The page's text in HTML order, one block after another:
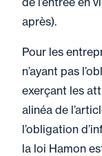
après).
Pour les
n’ayant pas
exerçant les
alinéa de
l’obligation
la loi Hamon